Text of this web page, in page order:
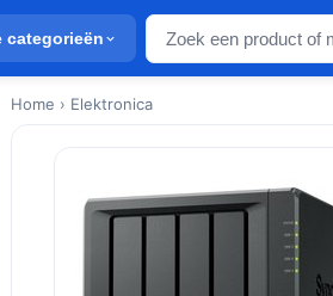
categorieën
Home › Elektronica